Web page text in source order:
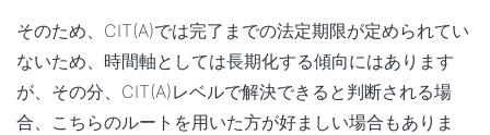
そのため、CIT(A)では完了までの法定期限が定められてい
ないため、時間軸としては長期化する傾向にはあります
が、その分、CIT(A)レベルで解決できると判断される場
合、こちらのルートを用いた方が好ましい場合もありま